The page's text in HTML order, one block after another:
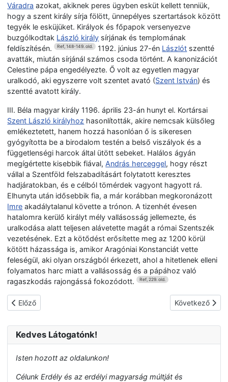
Váradra azokat, akiknek peres ügyben esküt kellett tenniük,
hogy a szent király sírja fölött, ünnepélyes szertartások között
tegyék le esküjüket. Királyok és főpapok versenyezve
buzgólkodtak László király sírjának és templomának
feldíszítésén. Ref, 148-149. old. 1192. június 27-én Lászlót szentté
avatták, miután sírjánál számos csoda történt. A kanonizációt
Celestine pápa engedélyezte. Ő volt az egyetlen magyar
uralkodó, aki egyszerre volt szentet avató (Szent István) és
szentté avatott király.
III. Béla magyar király 1196. április 23-án hunyt el. Kortársai
Szent László királyhoz hasonlították, akire nemcsak külsőleg
emlékeztetett, hanem hozzá hasonlóan ő is sikeresen
gyógyította be a birodalom testén a belső viszályok és a
függetlenségi harcok által ütött sebeket. Halálos ágyán
megígértette kisebbik fiával, András herceggel, hogy részt
vállal a Szentföld felszabadításárt folytatott keresztes
hadjáratokban, és e célból tömérdek vagyont hagyott rá.
Elhunyta után idősebbik fia, a már korábban megkoronázott
Imre akadálytalanul követte a trónon. A tizenhét évesen
hatalomra kerülő királyt mély vallásosság jellemezte, és
uralkodása alatt teljesen alávetette magát a római Szentszék
vezetésének. Ezt a kötődést erősítette meg az 1200 körül
kötött házassága is, amikor Aragóniai Konstanciát vette
feleségül, aki olyan országból érkezett, ahol a hitetlenek elleni
folyamatos harc miatt a vallásosság és a pápához való
ragaszkodás rajongássá fokozódott. Ref, 229. old.
Előző cikk: II. Béla magyar király (Vak Béla)
Előző Következő
Következő
Kedves Látogatónk!
Isten hozott az oldalunkon!
Célunk Erdély és az erdélyi magyarság múltját és